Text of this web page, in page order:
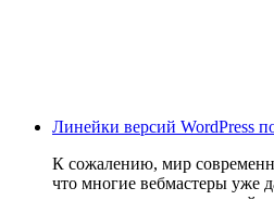
Линейки версий WordPress
К сожалению, мир
что многие вебмастеры уже